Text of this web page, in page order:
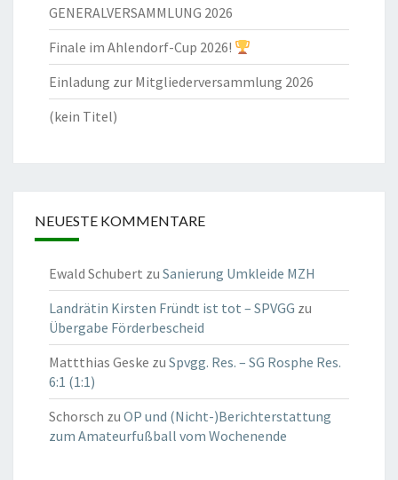
GENERALVERSAMMLUNG 2026
Finale im Ahlendorf-Cup 2026!
Einladung zur Mitgliederversammlung 2026
(kein Titel)
NEUESTE KOMMENTARE
Ewald Schubert zu Sanierung Umkleide MZH
Landrätin Kirsten Fründt ist tot – SPVGG zu
Übergabe Förderbescheid
Mattthias Geske zu Spvgg. Res. – SG Rosphe Res.
6:1 (1:1)
Schorsch zu OP und (Nicht-)Berichterstattung
zum Amateurfußball vom Wochenende